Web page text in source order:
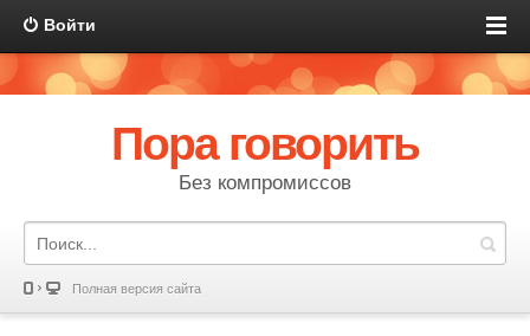
Войти
Пора говорить
Без компромиссов
Полная версия сайта